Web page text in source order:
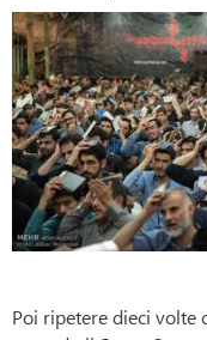
Poi ripetere dieci volte